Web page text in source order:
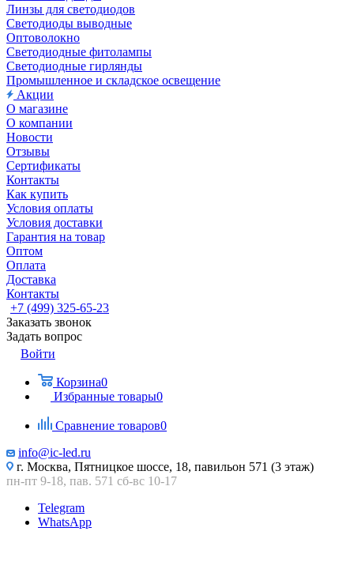
Линзы для светодиодов
Светодиоды выводные
Оптоволокно
Светодиодные фитолампы
Светодиодные гирлянды
Промышленное и складское освещение
Акции
О магазине
О компании
Новости
Отзывы
Сертификаты
Контакты
Как купить
Условия оплаты
Условия доставки
Гарантия на товар
Оптом
Оплата
Доставка
Контакты
+7 (499) 325-65-23
Заказать звонок
Задать вопрос
Войти
Корзина0
Избранные товары0
Сравнение товаров0
info@ic-led.ru
г. Москва, Пятницкое шоссе, 18, павильон 571 (3 этаж)
пн-пт 9-18, пав. 571 сб-вс 10-17
Telegram
WhatsApp